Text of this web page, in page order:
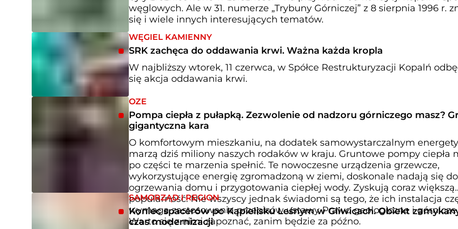
węglowych. Ale w 31. numerze „Trybuny Górniczej” z 8 sierpnia 1996 r.
się i wiele innych interesujących tematów.
WĘGIEL KAMIENNY
SRK zachęca do oddawania krwi. Ważna każda kropla
W najbliższy wtorek, 11 czerwca, w Spółce Restrukturyzacji Kopalń
się akcja oddawania krwi.
OZE
Pompa ciepła z pułapką. Zezwolenie od nadzoru górniczego masz?
gigantyczna kara
O komfortowym mieszkaniu, na dodatek samowystarczalnym
marzą dziś miliony naszych rodaków w kraju. Gruntowe pompy ciepła
po części te marzenia spełnić. Te nowoczesne urządzenia grzewcze,
wykorzystujące energię zgromadzoną w ziemi, doskonale nadają się do
ogrzewania domu i przygotowania ciepłej wody. Zyskują coraz większą
popularność. Nie wszyscy jednak świadomi są tego, że ich instalacja
wymaga zastosowania przepisów ustawy Prawo geologiczne i górnicze.
Warto się z nimi zapoznać, zanim będzie za późno.
SAMORZĄD I REGION
Koniec spacerów po Kąpielisku Leśnym w Gliwicach. Obiekt
czas modernizacji